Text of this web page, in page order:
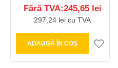
Fără TVA:245,65 lei
297,24 lei cu TVA
ADAUGĂ ÎN COŞ